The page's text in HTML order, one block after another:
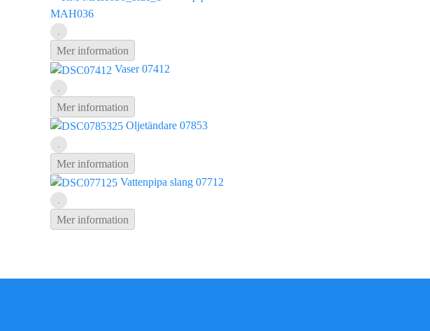
MAH036
Mer information
Vaser 07412
Mer information
Oljetändare 07853
Mer information
Vattenpipa slang 07712
Mer information